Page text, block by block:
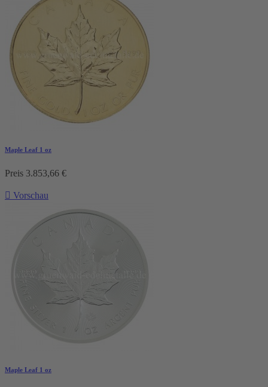
Maple Leaf 1 oz
Preis 3.853,66 €
 Vorschau
Maple Leaf 1 oz